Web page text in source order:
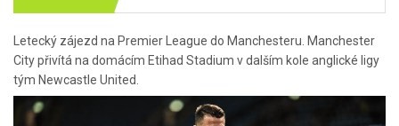
Letecký zájezd na Premier League do Manchesteru. Manchester
City přivítá na domácím Etihad Stadium v dalším kole anglické ligy
tým Newcastle United.